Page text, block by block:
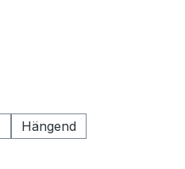
Hängend